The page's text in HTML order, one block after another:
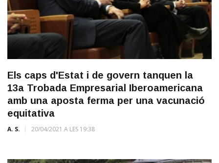
Els caps d'Estat i de govern tanquen la
13a Trobada Empresarial Iberoamericana
amb una aposta ferma per una vacunació
equitativa
A. S. 20/04/2021 A LES 19:38